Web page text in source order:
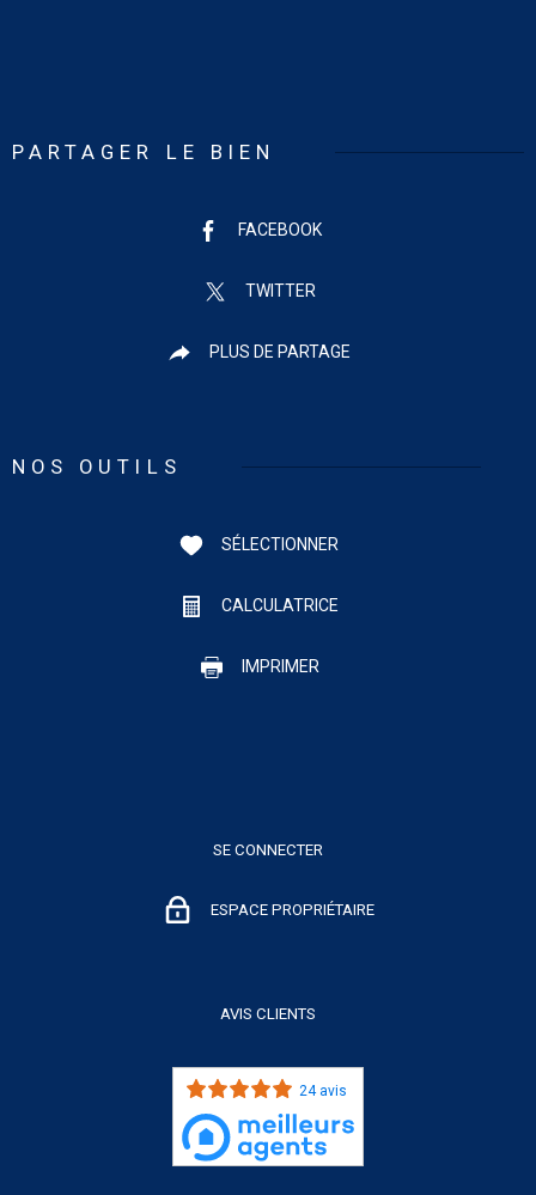
PARTAGER LE BIEN
FACEBOOK
TWITTER
PLUS DE PARTAGE
NOS OUTILS
SÉLECTIONNER
CALCULATRICE
IMPRIMER
SE CONNECTER
ESPACE PROPRIÉTAIRE
AVIS CLIENTS
24 avis